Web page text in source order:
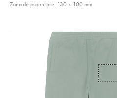
Zona de proiectare: 130 × 100 mm